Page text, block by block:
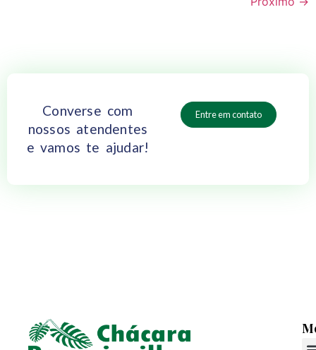
Converse com
nossos atendentes
e vamos te ajudar!
Entre em contato